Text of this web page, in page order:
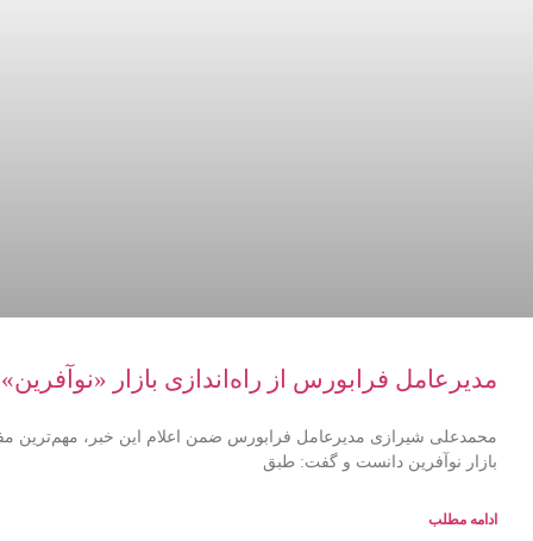
مدیرعامل فرابورس از راه‌اندازی بازار
محمدعلی شیرازی مدیرعامل فرابورس ضمن اعلام این خبر، مهم‌ترین
بازار نوآفرین دانست و گفت: طبق
ادامه مطلب